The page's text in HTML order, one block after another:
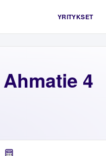
YRITYKSET
4